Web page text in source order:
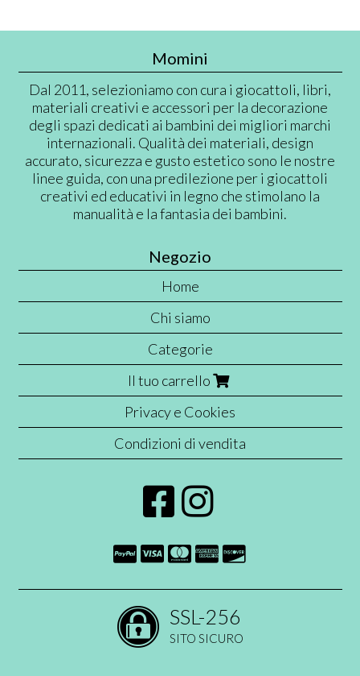
Momini
Dal 2011, selezioniamo con cura i giocattoli, libri,
materiali creativi e accessori per la decorazione
degli spazi dedicati ai bambini dei migliori marchi
internazionali. Qualità dei materiali, design
accurato, sicurezza e gusto estetico sono le nostre
linee guida, con una predilezione per i giocattoli
creativi ed educativi in legno che stimolano la
manualità e la fantasia dei bambini.
Negozio
Home
Chi siamo
Categorie
Il tuo carrello
Privacy e Cookies
Condizioni di vendita
SSL-256
SITO SICURO